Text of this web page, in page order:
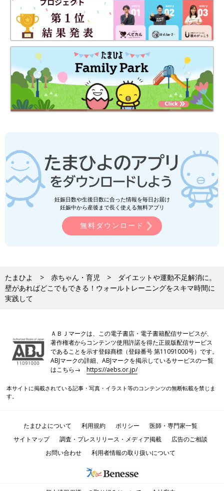
妊娠日数や生後日数に合った情報を毎日お届け
妊娠中から産後まで長く使える無料アプリ
無料ダウンロード
たまひよ 赤ちゃん・育児
ダイエットや運動不足解消に。
壁があればどこでもできる！ウォールトレーニングをスキマ時間に
実践して
ＡＢＪマークは、この電子書店・電子書籍配信サービスが、
著作権者からコンテンツ使用許諾を得た正規版配信サービス
であることを示す登録商標（登録番号 第11091000号）です。
ABJマークの詳細、ABJマークを掲示しているサービスの一覧
はこちら→https://aebs.or.jp/
本サイトに掲載されている記事・写真・イラスト等のコンテンツの無断転載を禁じま
す。
たまひよについて 利用規約 ポリシー
医師・専門家一覧
サイトマップ
調査・プレスリリース・メディア掲載
広告のご相談
お問い合わせ
利用者情報の取り扱いについて